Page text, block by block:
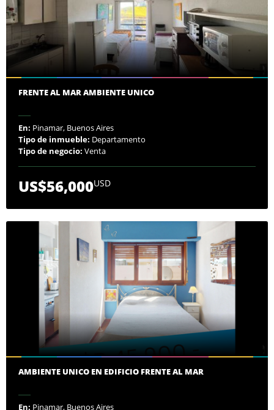
FRENTE AL MAR AMBIENTE UNICO
En: Pinamar, Buenos Aires
Tipo de inmueble: Departamento
Tipo de negocio: Venta
US$56,000USD
AMBIENTE UNICO EN EDIFICIO FRENTE AL MAR
En: Pinamar, Buenos Aires